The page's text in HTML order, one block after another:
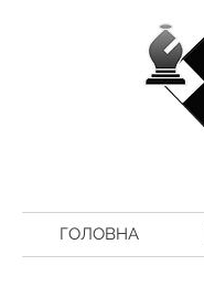
ГОЛОВНА